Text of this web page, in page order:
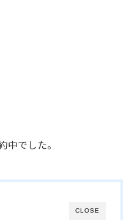
中でした。
CLOSE